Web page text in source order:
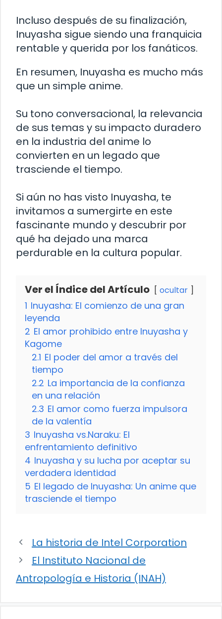
Incluso después de su finalización,
Inuyasha sigue siendo una franquicia
rentable y querida por los fanáticos.
En resumen, Inuyasha es mucho más
que un simple anime.
Su tono conversacional, la relevancia
de sus temas y su impacto duradero
en la industria del anime lo
convierten en un legado que
trasciende el tiempo.
Si aún no has visto Inuyasha, te
invitamos a sumergirte en este
fascinante mundo y descubrir por
qué ha dejado una marca
perdurable en la cultura popular.
Ver el Índice del Artículo ocultar
1 Inuyasha: El comienzo de una gran
leyenda
2 El amor prohibido entre Inuyasha y
Kagome
2.1 El poder del amor a través del
tiempo
2.2 La importancia de la confianza
en una relación
2.3 El amor como fuerza impulsora
de la valentía
3 Inuyasha vs.Naraku: El
enfrentamiento definitivo
4 Inuyasha y su lucha por aceptar su
verdadera identidad
5 El legado de Inuyasha: Un anime que
trasciende el tiempo
La historia de Intel Corporation
El Instituto Nacional de
Antropología e Historia (INAH)